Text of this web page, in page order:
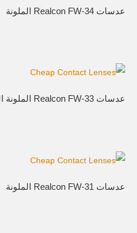
عدسات Realcon FW-34 الملونة
عدسات Realcon FW-33 الملونة اللاصقة
عدسات Realcon FW-31 الملونة